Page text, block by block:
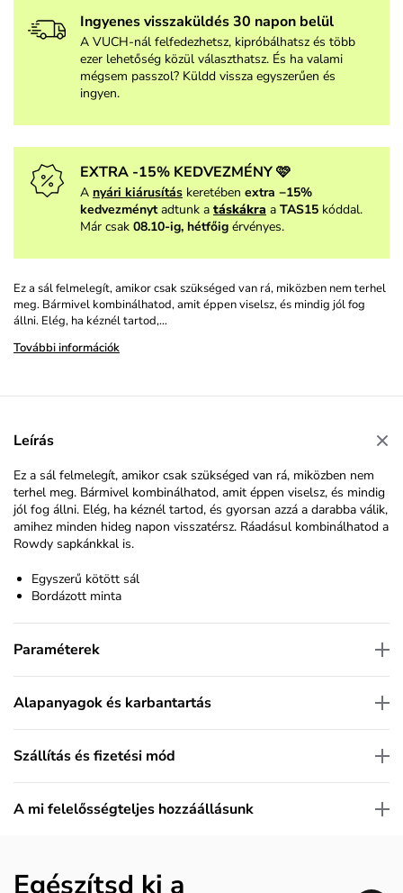
Ingyenes visszaküldés 30 napon belül
A VUCH-nál felfedezhetsz, kipróbálhatsz és több
ezer lehetőség közül választhatsz. És ha valami
mégsem passzol? Küldd vissza egyszerűen és
ingyen.
EXTRA -15% KEDVEZMÉNY 🩷
A nyári kiárusítás keretében extra −15%
kedvezménytadtunk a táskákra a TAS15 kóddal.
Már csak 08.10-ig, hétfőig érvényes.
Ez a sál felmelegít, amikor csak szükséged van rá, miközben nem terhel
meg. Bármivel kombinálhatod, amit éppen viselsz, és mindig jól fog
állni. Elég, ha kéznél tartod,…
További információk
Leírás
Ez a sál felmelegít, amikor csak szükséged van rá, miközben nem
terhel meg. Bármivel kombinálhatod, amit éppen viselsz, és mindig
jól fog állni. Elég, ha kéznél tartod, és gyorsan azzá a darabba válik,
amihez minden hideg napon visszatérsz. Ráadásul kombinálhatod a
Rowdy sapkánkkal is.
Egyszerű kötött sál
Bordázott minta
Paraméterek
Alapanyagok és karbantartás
Szállítás és fizetési mód
A mi felelősségteljes hozzáállásunk
Egészítsd ki a